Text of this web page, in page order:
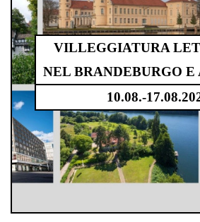
VILLEGGIATURA
NEL BRANDEBURGO E
10.08.-